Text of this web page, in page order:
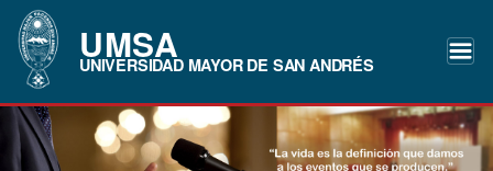
UMSA
UNIVERSIDAD MAYOR DE SAN ANDRÉS